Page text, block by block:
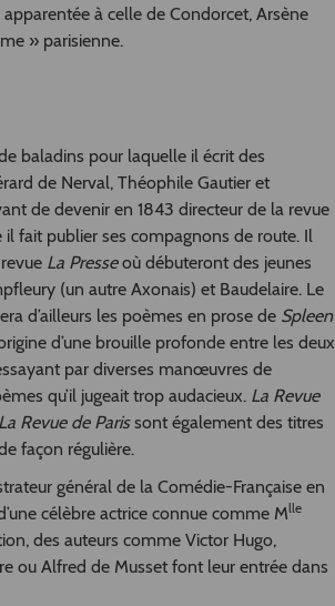
à celle de Condorcet, Arsène
» parisienne.
baladins pour laquelle il écrit des
de Nerval, Théophile Gautier et
de devenir en 1843 directeur de la revue
fait publier ses compagnons de route. Il
La Presseoù débuteront des jeunes
(un autre Axonais) et Baudelaire. Le
d’ailleurs les poèmes en prose de Spleen
d’une brouille profonde entre les deux
par diverses manœuvres de
qu’il jugeait trop audacieux. La Revue
La Revue de Parissont également des titres
façon régulière.
général de la Comédie-Française en
célèbre actrice connue comme Mlle
des auteurs comme Victor Hugo,
ou Alfred de Musset font leur entrée dans